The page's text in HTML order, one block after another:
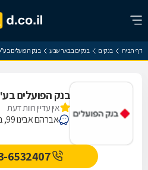
דף הבית בנקים בנקים בבאר שבע בנק הפועלים
בנק הפועלים
אין עדיין חוות דעת
אברהם אבינו 99, באר שבע
6532407